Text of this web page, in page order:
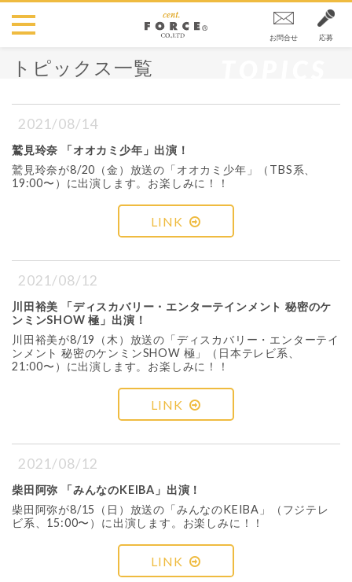
お問合せ 応募
トピックス一覧
2021/08/14
鷲見玲奈 「オオカミ少年」出演！
鷲見玲奈が8/20（金）放送の「オオカミ少年」（TBS系、
19:00〜）に出演します。お楽しみに！！
LINK
2021/08/12
川田裕美 「ディスカバリー・エンターテインメント 秘密のケ
ンミンSHOW 極」出演！
川田裕美が8/19（木）放送の「ディスカバリー・エンターテイ
ンメント 秘密のケンミンSHOW 極」（日本テレビ系、
21:00〜）に出演します。お楽しみに！！
LINK
2021/08/12
柴田阿弥 「みんなのKEIBA」出演！
柴田阿弥が8/15（日）放送の「みんなのKEIBA」（フジテレ
ビ系、15:00〜）に出演します。お楽しみに！！
LINK